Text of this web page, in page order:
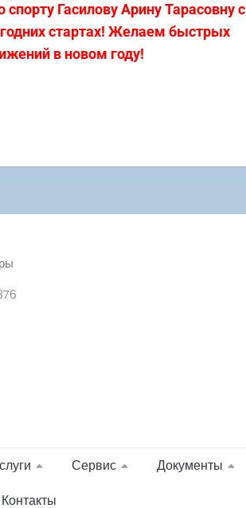
Гасилову Арину Тарасовну с
стартах! Желаем быстрых
в новом году!
Сервис Документы
Контакты